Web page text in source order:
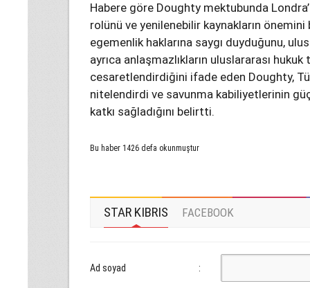
Habere göre Doughty mektubunda
rolünü ve yenilenebilir kaynakların önemini
egemenlik haklarına saygı duyduğunu,
ayrıca anlaşmazlıkların uluslararası
cesaretlendirdiğini ifade eden Doughty,
nitelendirdi ve savunma kabiliyetlerinin
katkı sağladığını belirtti.
Bu haber 1426 defa okunmuştur
STAR KIBRIS FACEBOOK
Ad soyad :